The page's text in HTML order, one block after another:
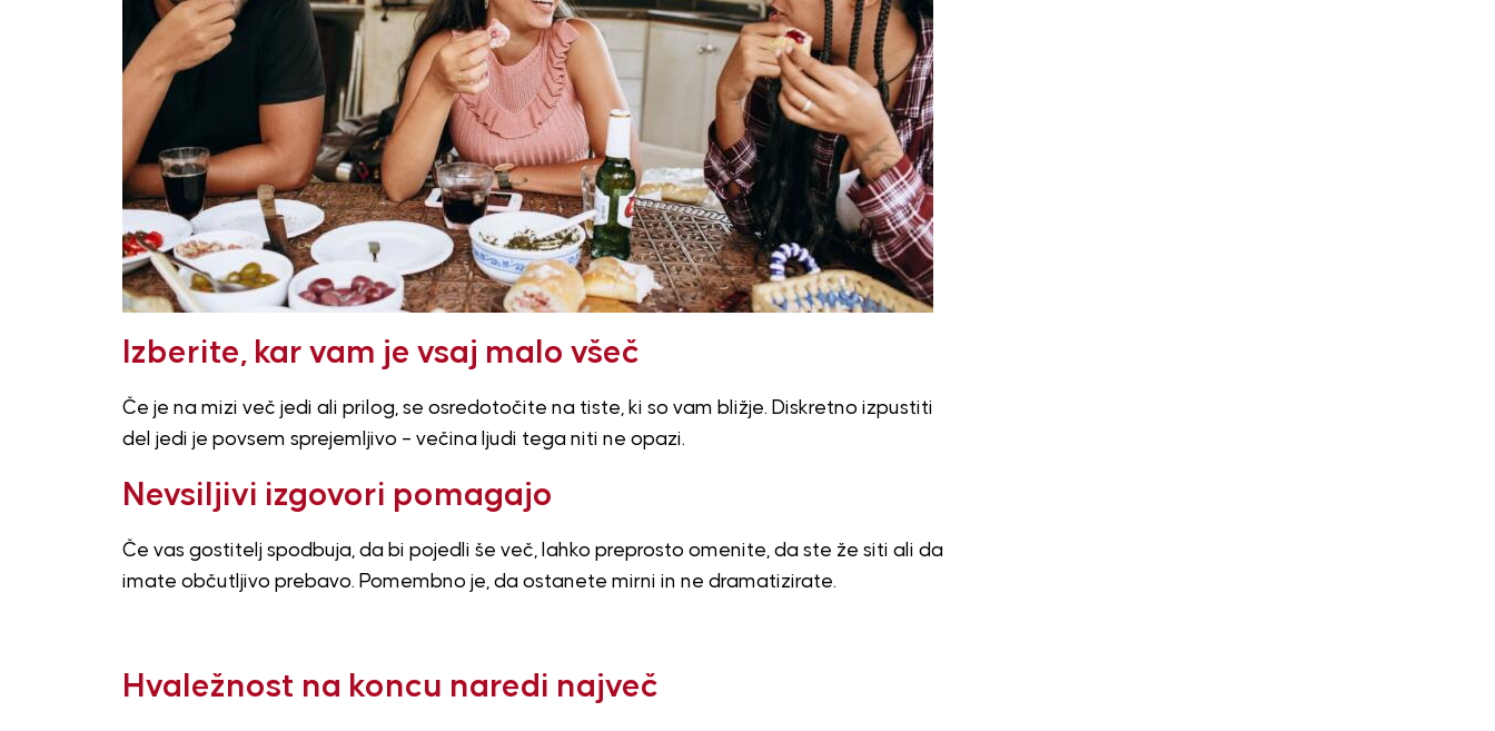
Izberite, kar vam je vsaj malo všeč
Če je na mizi več jedi ali prilog, se osredotočite na tiste, ki so vam bližje. Diskretno izpustiti
del jedi je povsem sprejemljivo – večina ljudi tega niti ne opazi.
Nevsiljivi izgovori pomagajo
Če vas gostitelj spodbuja, da bi pojedli še več, lahko preprosto omenite, da ste že siti ali da
imate občutljivo prebavo. Pomembno je, da ostanete mirni in ne dramatizirate.
Hvaležnost na koncu naredi največ